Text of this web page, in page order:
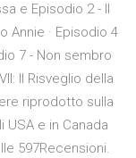
e Episodio 2 - Il
Annie · Episodio 4
7 - Non sembro
Il Risveglio della
riprodotto sulla
e in Canada
597Recensioni.